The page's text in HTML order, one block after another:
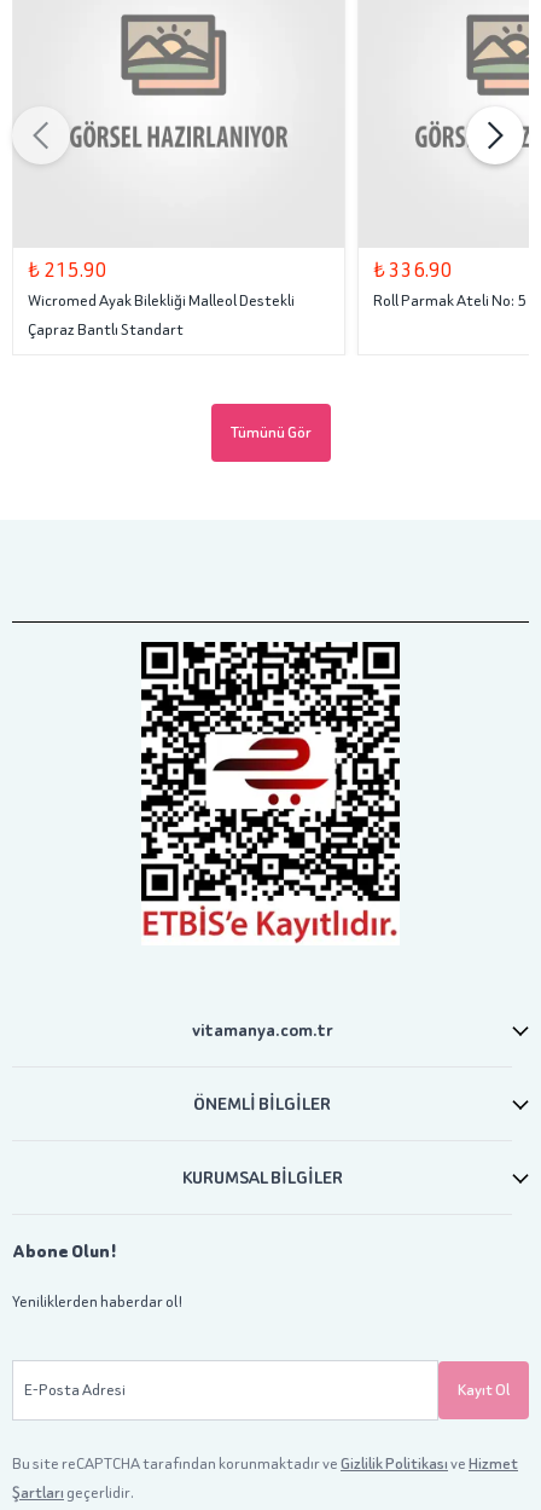
₺ 215.90
Wicromed Ayak Bilekliği Malleol Destekli
Çapraz Bantlı Standart
₺ 336.90
Roll Parmak Ateli No: 5
Tümünü Gör
vitamanya.com.tr
ÖNEMLİ BİLGİLER
KURUMSAL BİLGİLER
Abone Olun!
Yeniliklerden haberdar ol!
E-Posta Adresi Kayıt Ol
Bu site reCAPTCHA tarafından korunmaktadır veGizlilik PolitikasıveHizmet
Şartları geçerlidir.